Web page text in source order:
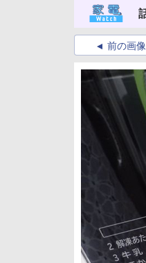
前の画像